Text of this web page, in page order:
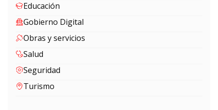
Educación
Gobierno Digital
Obras y servicios
Salud
Seguridad
Turismo